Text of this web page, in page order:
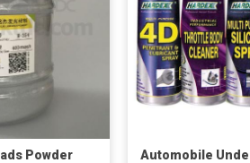
Powder
Automobile